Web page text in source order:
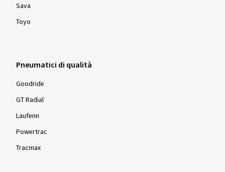
Sava
Toyo
Pneumatici di qualità
Goodride
GT Radial
Laufenn
Powertrac
Tracmax